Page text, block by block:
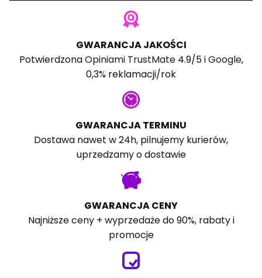
GWARANCJA JAKOŚCI
PotwierdzonaOpiniami TrustMate4.9/5 iGoogle,
0,3% reklamacji/rok
GWARANCJA TERMINU
Dostawa nawet w 24h, pilnujemy kurierów,
uprzedzamy o dostawie
GWARANCJA CENY
Najniższe ceny + wyprzedaże do 90%, rabaty i
promocje